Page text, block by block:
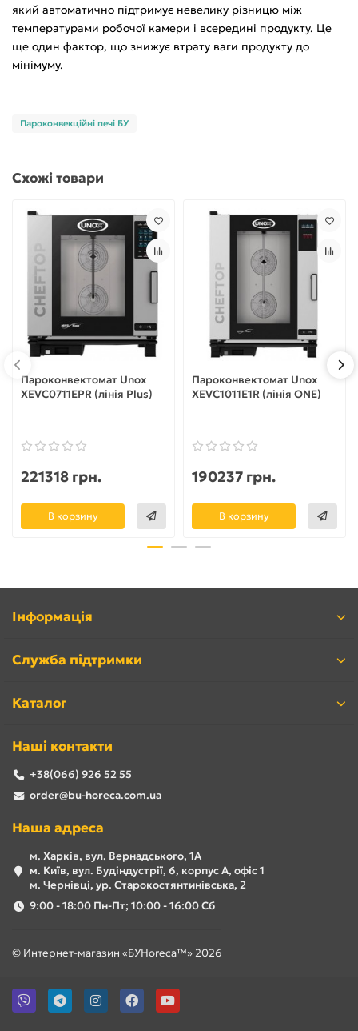
який автоматично підтримує невелику різницю між
температурами робочої камери і всередині продукту. Це
ще один фактор, що знижує втрату ваги продукту до
мінімуму.
Пароконвекційні печі БУ
Схожі товари
Пароконвектомат Unox
XEVC0711EPR (лінія Plus)
221318 грн.
В корзину
Пароконвектомат Unox
XEVC1011E1R (лінія ONE)
190237 грн.
В корзину
Інформація
Служба підтримки
Каталог
Наші контакти
+38(066) 926 52 55
order@bu-horeca.com.ua
Наша адреса
м. Харків, вул. Вернадського, 1А
м. Київ, вул. Будіндустрії, 6, корпус А, офіс 1
м. Чернівці, ур. Старокостянтинівська, 2
9:00 - 18:00 Пн-Пт; 10:00 - 16:00 Сб
© Интернет-магазин «БУHoreca™» 2026